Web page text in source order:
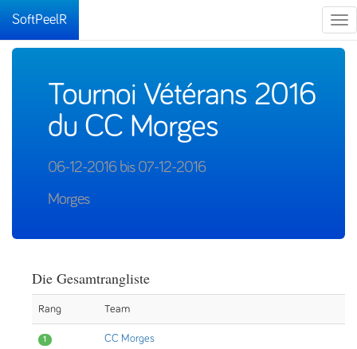
SoftPeelR
Tournoi Vétérans 2016
du CC Morges
06-12-2016 bis 07-12-2016
Morges
Die Gesamtrangliste
Rang Team
1 CC Morges